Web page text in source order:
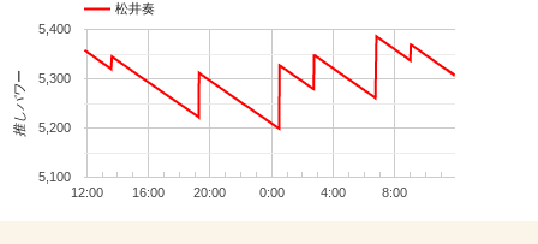
松井奏
12:00 16:00 20:00 0:00 4:00 8:00
5,100
5,200
5,300
5,400
推しパワー